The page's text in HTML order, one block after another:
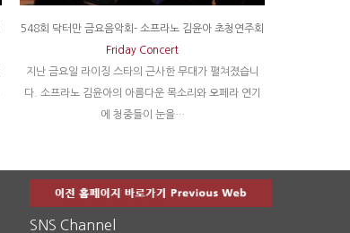
548회 닥터만 금요음악회- 소프라노 김윤아 초청연주회
Friday Concert
지난 금요일 라이징 스타의 근사한 무대가 펼쳐졌습니
다. 소프라노 김윤아의 아름다운 목소리와 오페라 연기
에 청중들이 눈을…
SNS Channel